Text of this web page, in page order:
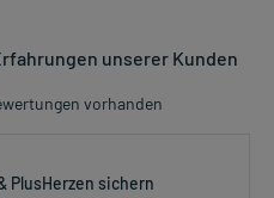
unserer Kunden
vorhanden
PlusHerzen sichern